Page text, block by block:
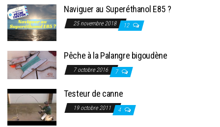
Naviguer au Superéthanol E85 ?
25 novembre 2018 12
Pêche à la Palangre bigoudène
7 octobre 2016 7
Testeur de canne
19 octobre 2011 4